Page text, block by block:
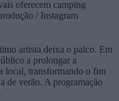
oferecem camping
/ Instagram
artista deixa o palco. Em
a prolongar a
local, transformando o fim
de verão. A programação